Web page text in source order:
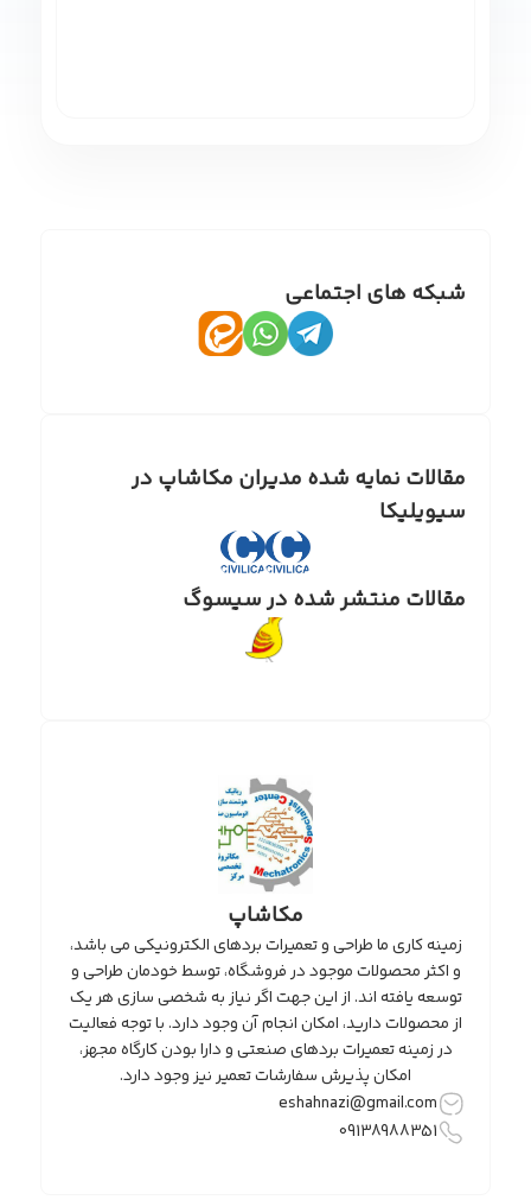
شبکه های اجتماعی
مقالات نمایه شده مدیران مکاشاپ در
سیویلیکا
مقالات منتشر شده در سیسوگ
مکاشاپ
زمینه کاری ما طراحی و تعمیرات بردهای الکترونیکی می باشد،
و اکثر محصولات موجود در فروشگاه، توسط خودمان طراحی و
توسعه یافته اند. از این جهت اگر نیاز به شخصی سازی هر یک
از محصولات دارید، امکان انجام آن وجود دارد. با توجه فعالیت
در زمینه تعمیرات بردهای صنعتی و دارا بودن کارگاه مجهز،
امکان پذیرش سفارشات تعمیر نیز وجود دارد.
eshahnazi@gmail.com
09138988351